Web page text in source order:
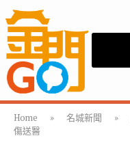
Home » 名城新聞 »
傷送醫